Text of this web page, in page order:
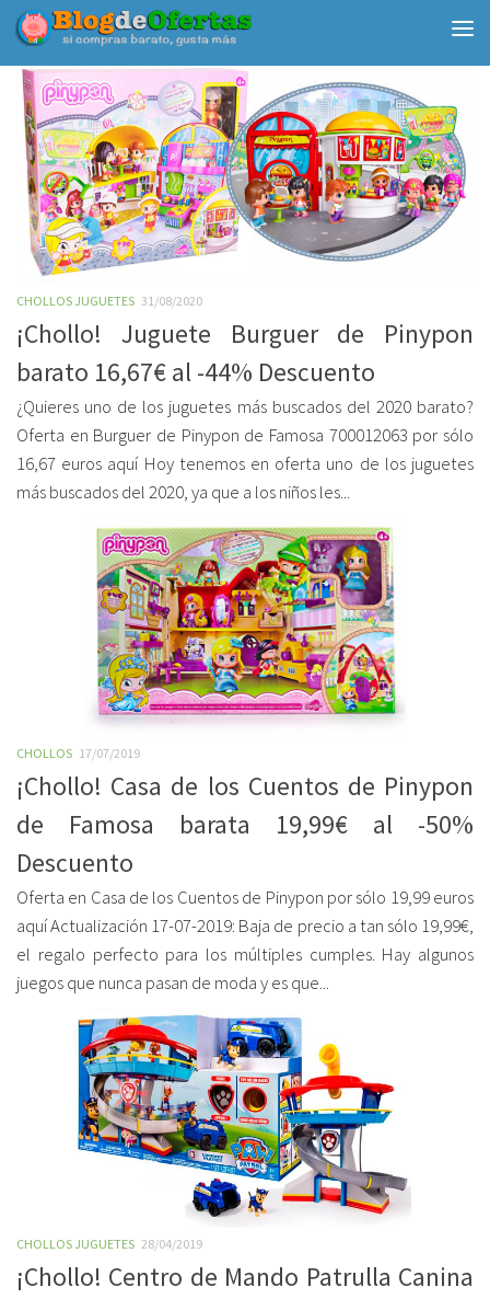
Debajo del contenido
CHOLLOS JUGUETES 31/08/2020
¡Chollo! Juguete Burguer de Pinypon
barato 16,67€ al -44% Descuento
¿Quieres uno de los juguetes más buscados del 2020 barato?
Oferta en Burguer de Pinypon de Famosa 700012063 por sólo
16,67 euros aquí Hoy tenemos en oferta uno de los juguetes
más buscados del 2020, ya que a los niños les...
CHOLLOS 17/07/2019
¡Chollo! Casa de los Cuentos de Pinypon
de Famosa barata 19,99€ al -50%
Descuento
Oferta en Casa de los Cuentos de Pinypon por sólo 19,99 euros
aquí Actualización 17-07-2019: Baja de precio a tan sólo 19,99€,
el regalo perfecto para los múltiples cumples. Hay algunos
juegos que nunca pasan de moda y es que...
CHOLLOS JUGUETES 28/04/2019
¡Chollo! Centro de Mando Patrulla Canina